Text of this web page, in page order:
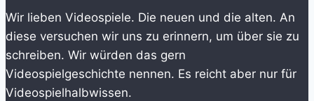
Wir lieben Videospiele. Die neuen und die alten. An
diese versuchen wir uns zu erinnern, um über sie zu
schreiben. Wir würden das gern
Videospielgeschichte nennen. Es reicht aber nur für
Videospielhalbwissen.